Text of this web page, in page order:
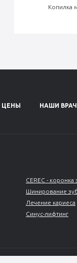
Копилка
ЦЕНЫ НАШИ
CEREC - коронка
Шинирование
Лечение кариеса
Синус-лифтинг